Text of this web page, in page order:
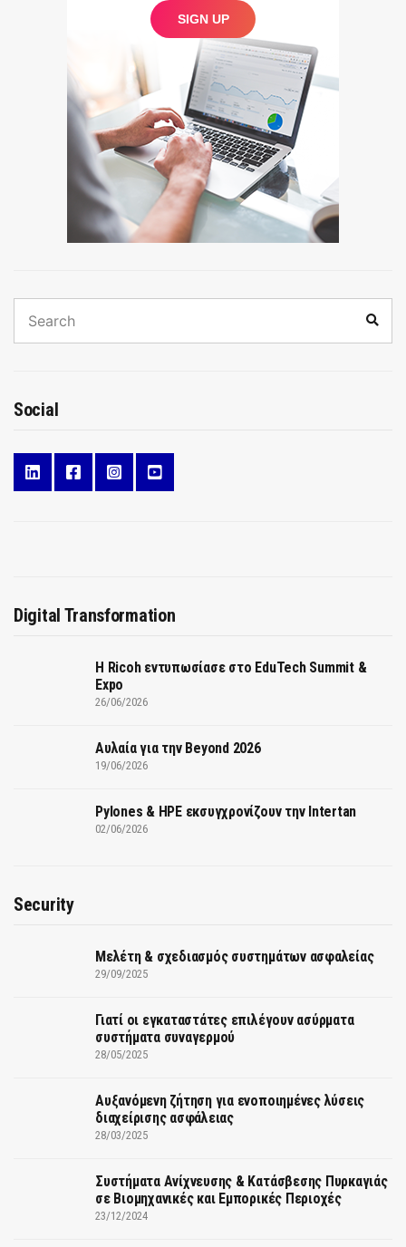
for:
Social
Digital Transformation
Η Ricoh εντυπωσίασε στο EduTech Summit &
Expo
26/06/2026
Αυλαία για την Beyond 2026
19/06/2026
Pylones & HPE εκσυγχρονίζουν την Intertan
02/06/2026
Security
Μελέτη & σχεδιασμός συστημάτων ασφαλείας
29/09/2025
Γιατί οι εγκαταστάτες επιλέγουν ασύρματα
συστήματα συναγερμού
28/05/2025
Αυξανόμενη ζήτηση για ενοποιημένες λύσεις
διαχείρισης ασφάλειας
28/03/2025
Συστήματα Ανίχνευσης & Κατάσβεσης Πυρκαγιάς
σε Βιομηχανικές και Εμπορικές Περιοχές
23/12/2024